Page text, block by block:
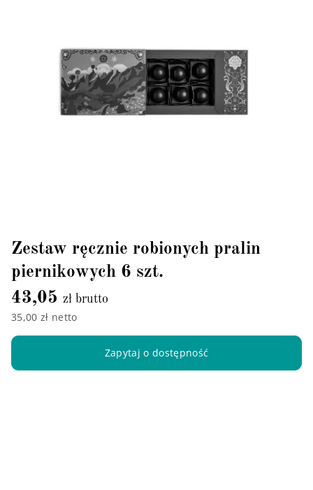
Zestaw ręcznie robionych pralin
piernikowych 6 szt.
43,05 zł brutto
35,00 zł netto
Zapytaj o dostępność